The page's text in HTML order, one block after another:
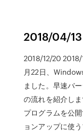
2018/04/13
2018/12/20
月22日、
ました。早速バ
の流れを紹介し
プログラムを公
ョンアップに使